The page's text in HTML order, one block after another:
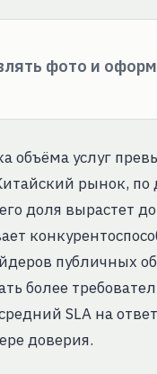
фото и
объёма услуг
рынок,
доля вырастет
публичных
более
SLA на
доверия.